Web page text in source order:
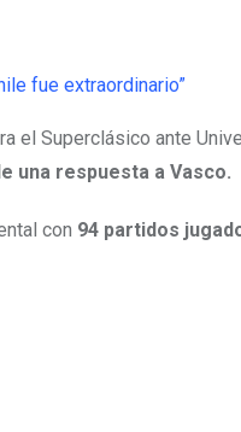
el Superclásico ante
una respuesta a Vasco.
con 94 partidos